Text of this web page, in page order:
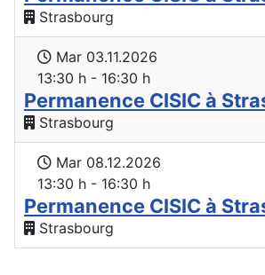
Strasbourg
Mar 03.11.2026
13:30 h - 16:30 h
Permanence CISIC à
Strasbourg
Mar 08.12.2026
13:30 h - 16:30 h
Permanence CISIC à
Strasbourg